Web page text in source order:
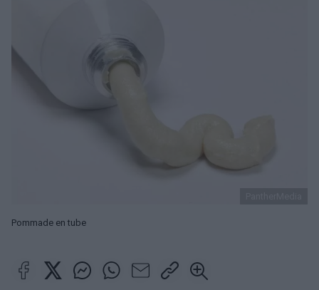
Pommade en tube